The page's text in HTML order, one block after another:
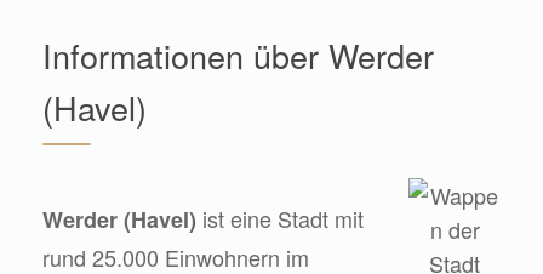
Informationen über Werder
(Havel)
Werder (Havel) ist eine Stadt mit
rund 25.000 Einwohnern im